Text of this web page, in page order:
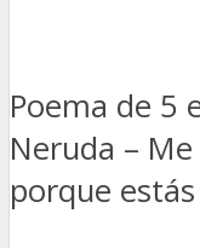
Poema de 5
Neruda –
porque